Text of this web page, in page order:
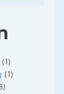
(1)
(1)